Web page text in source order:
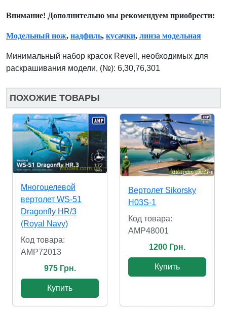
Внимание! Дополнительно мы рекомендуем приобрести:
Модельный нож, надфиль, кусачки, линза модельная
Минимальный набор красок Revell, необходимых для
раскрашивания модели, (№): 6,30,76,301
ПОХОЖИЕ ТОВАРЫ
Многоцелевой
вертолет WS-51
Dragonfly HR/3
(Royal Navy)
Код товара:
AMP72013
975 Грн.
Купить
Вертолет Sikorsky
H03S-1
Код товара:
AMP48001
1200 Грн.
Купить